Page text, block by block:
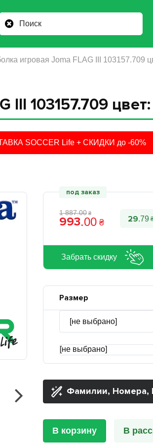
III 103157.709
SOCCER Life + СКИДКИ до -60%
под заказ
1 887.00 ₴
993.00 ₴ 29.79
Забрать скидку
Размер
[не выбрано]
Фамилии, Номера,
В корзину В
игровая Joma FLAG III 103157.709